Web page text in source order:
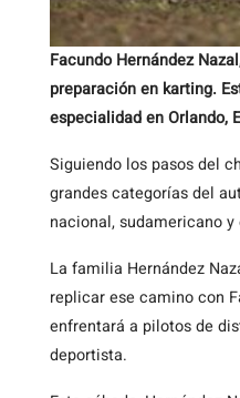
Facundo Hernández
preparación en karting.
especialidad en Orlando,
Siguiendo los pasos del
grandes categorías del
nacional, sudamericano
La familia Hernández
replicar ese camino con
enfrentará a pilotos de
deportista.